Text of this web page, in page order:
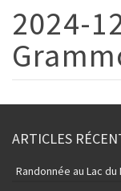
2024-
ARTICLES
Randonnée au Lac